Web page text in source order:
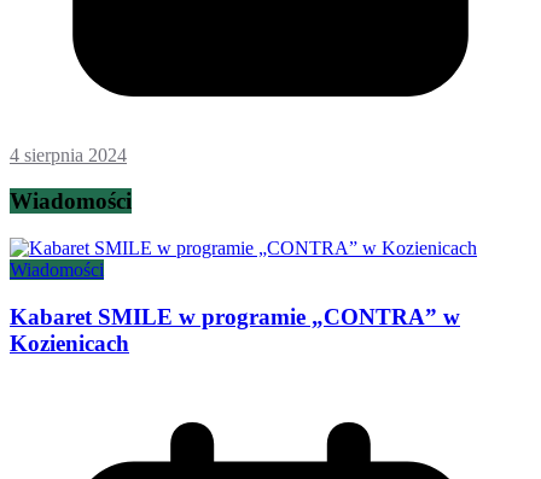
4 sierpnia 2024
Wiadomości
Wiadomości
Kabaret SMILE w programie „CONTRA” w
Kozienicach